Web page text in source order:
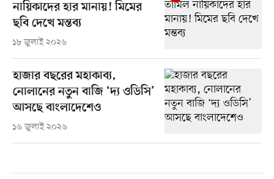
নায়িকাদের হার মানায়! মিমের
ছবি দেখে মন্তব্য
১৮ জুলাই ২০২৬
হাজার বছরের মহাকাব্য,
নোলানের নতুন বাজি ‘দ্য ওডিসি’
আসছে বাংলাদেশেও
১৬ জুলাই ২০২৬